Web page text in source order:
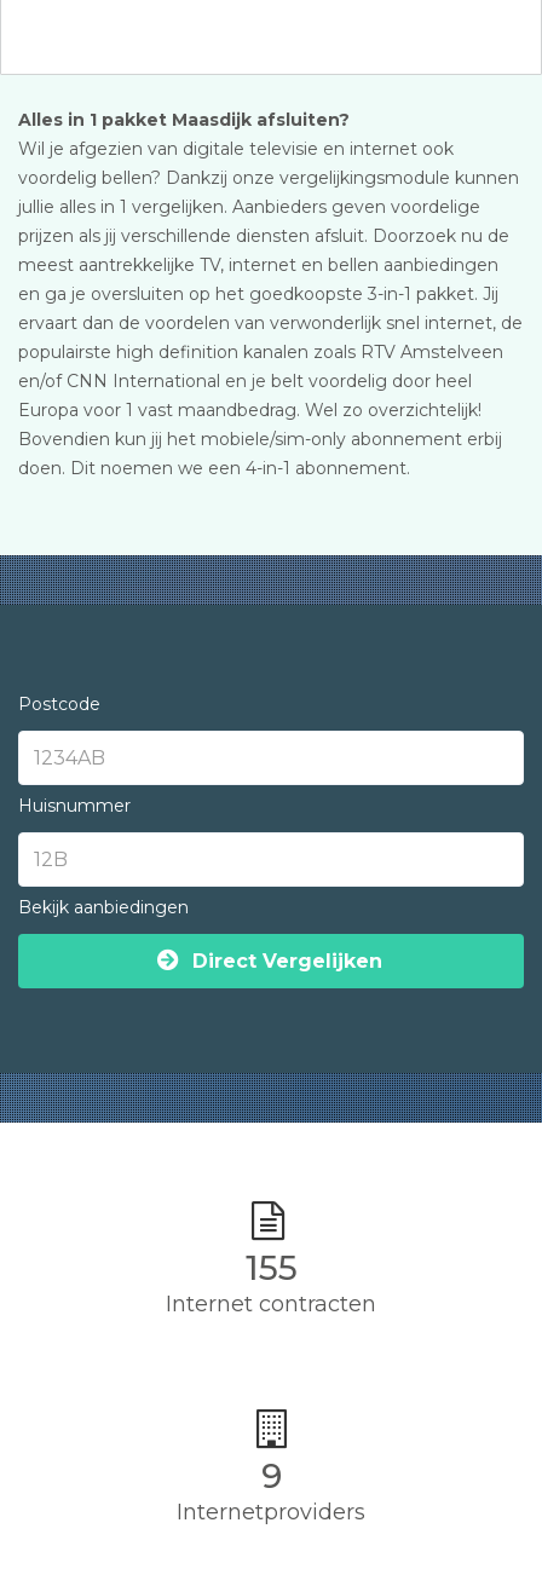
Alles in 1 pakket Maasdijk afsluiten?
Wil je afgezien van digitale televisie en internet ook
voordelig bellen? Dankzij onze vergelijkingsmodule kunnen
jullie alles in 1 vergelijken. Aanbieders geven voordelige
prijzen als jij verschillende diensten afsluit. Doorzoek nu de
meest aantrekkelijke TV, internet en bellen aanbiedingen
en ga je oversluiten op het goedkoopste 3-in-1 pakket. Jij
ervaart dan de voordelen van verwonderlijk snel internet, de
populairste high definition kanalen zoals RTV Amstelveen
en/of CNN International en je belt voordelig door heel
Europa voor 1 vast maandbedrag. Wel zo overzichtelijk!
Bovendien kun jij het mobiele/sim-only abonnement erbij
doen. Dit noemen we een 4-in-1 abonnement.
Postcode
Huisnummer
Bekijk aanbiedingen
Direct Vergelijken
155
Internet contracten
9
Internetproviders